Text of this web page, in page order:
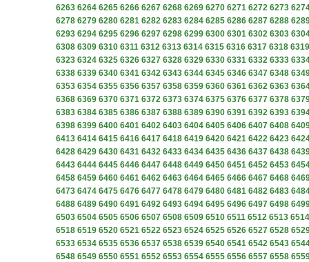
6263 6264 6265 6266 6267 6268 6269 6270 6271 6272 6273
6278 6279 6280 6281 6282 6283 6284 6285 6286 6287 6288
6293 6294 6295 6296 6297 6298 6299 6300 6301 6302 6303
6308 6309 6310 6311 6312 6313 6314 6315 6316 6317 6318 6319
6323 6324 6325 6326 6327 6328 6329 6330 6331 6332 6333
6338 6339 6340 6341 6342 6343 6344 6345 6346 6347 6348
6353 6354 6355 6356 6357 6358 6359 6360 6361 6362 6363
6368 6369 6370 6371 6372 6373 6374 6375 6376 6377 6378
6383 6384 6385 6386 6387 6388 6389 6390 6391 6392 6393
6398 6399 6400 6401 6402 6403 6404 6405 6406 6407 6408
6413 6414 6415 6416 6417 6418 6419 6420 6421 6422 6423
6428 6429 6430 6431 6432 6433 6434 6435 6436 6437 6438
6443 6444 6445 6446 6447 6448 6449 6450 6451 6452 6453
6458 6459 6460 6461 6462 6463 6464 6465 6466 6467 6468
6473 6474 6475 6476 6477 6478 6479 6480 6481 6482 6483
6488 6489 6490 6491 6492 6493 6494 6495 6496 6497 6498
6503 6504 6505 6506 6507 6508 6509 6510 6511 6512 6513 6514
6518 6519 6520 6521 6522 6523 6524 6525 6526 6527 6528
6533 6534 6535 6536 6537 6538 6539 6540 6541 6542 6543
6548 6549 6550 6551 6552 6553 6554 6555 6556 6557 6558